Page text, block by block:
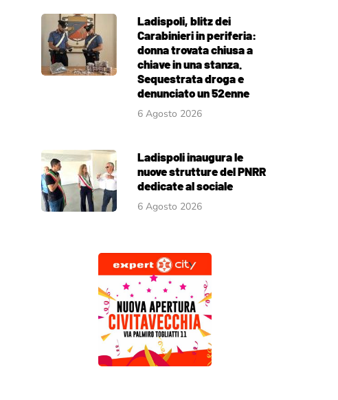
Ladispoli, blitz dei
Carabinieri in periferia:
donna trovata chiusa a
chiave in una stanza.
Sequestrata droga e
denunciato un 52enne
6 Agosto 2026
Ladispoli inaugura le
nuove strutture del PNRR
dedicate al sociale
6 Agosto 2026